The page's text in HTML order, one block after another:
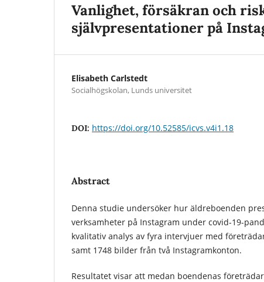
Vanlighet, försäkran och
självpresentationer på
Elisabeth Carlstedt
Socialhögskolan, Lunds universitet
DOI: https://doi.org/10.52585/icvs.v4i1.18
Abstract
Denna studie undersöker hur äldreboenden
verksamheter på Instagram under covid-19-
kvalitativ analys av fyra intervjuer med
samt 1748 bilder från två Instagramkonton.
Resultatet visar att medan boendenas